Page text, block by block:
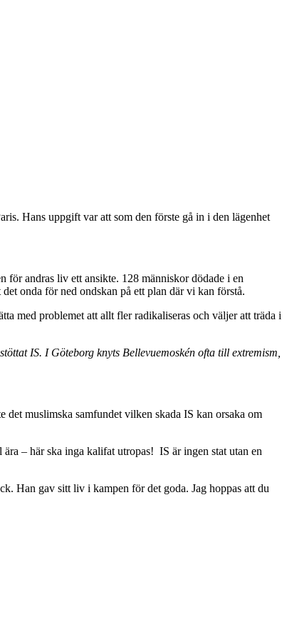
Hans uppgift var att som den förste gå in i den lägenhet
för andras liv ett ansikte. 128 människor dödade i en
onda för ned ondskan på ett plan där vi kan förstå.
med problemet att allt fler radikaliseras och väljer att träda i
IS. I Göteborg knyts Bellevuemoskén ofta till extremism,
det muslimska samfundet vilken skada IS kan orsaka om
– här ska inga kalifat utropas! IS är ingen stat utan en
Han gav sitt liv i kampen för det goda. Jag hoppas att du